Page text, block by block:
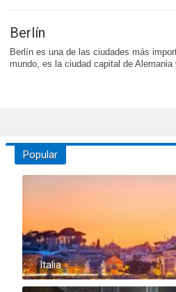
Berlín
Berlín es una de las ciudades más
mundo, es la ciudad capital de
Popular
Italia